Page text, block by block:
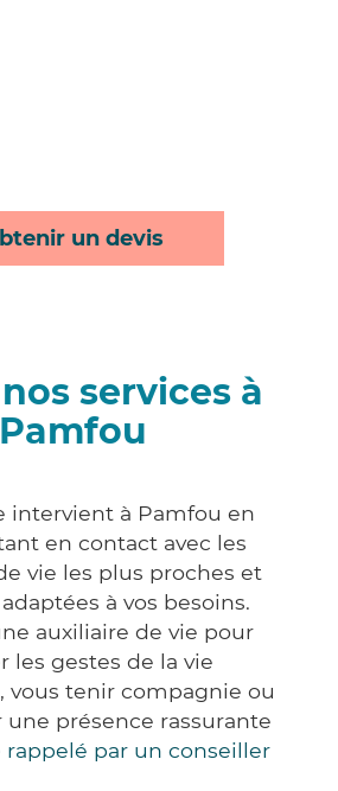
un devis
services à
Pamfou
intervient à Pamfou en
en contact avec les
vie les plus proches et
à vos besoins.
auxiliaire de vie pour
les gestes de la vie
vous tenir compagnie ou
présence rassurante
rappelé par un conseiller